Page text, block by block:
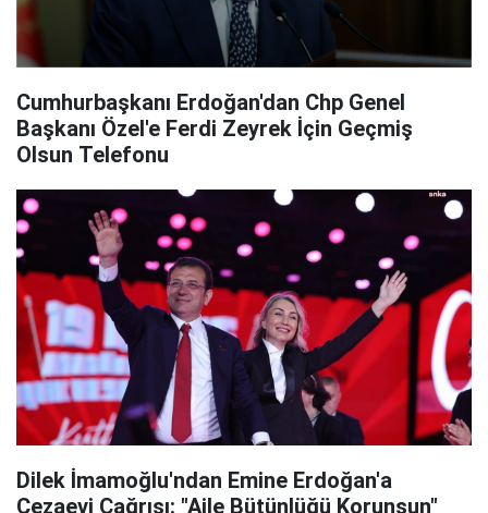
Cumhurbaşkanı Erdoğan'dan Chp Genel
Başkanı Özel'e Ferdi Zeyrek İçin Geçmiş
Olsun Telefonu
Dilek İmamoğlu'ndan Emine Erdoğan'a
Cezaevi Çağrısı: "Aile Bütünlüğü Korunsun"